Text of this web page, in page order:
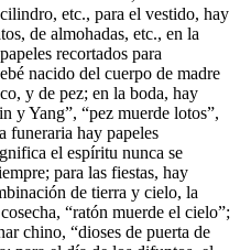
etc., para el vestido, hay
de almohadas, etc., en la
recortados para
nacido del cuerpo de madre
y de pez; en la boda, hay
y Yang”, “pez muerde lotos”,
funeraria hay papeles
el espíritu nunca se
para las fiestas, hay
de tierra y cielo, la
“ratón muerde el cielo”;
chino, “dioses de puerta de